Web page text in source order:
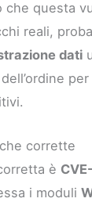
che questa
reali,
dati
corrette
è
i moduli